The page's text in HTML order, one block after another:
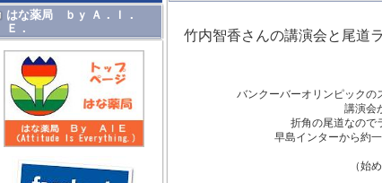
はな薬局 ｂｙ Ａ．Ｉ．
Ｅ．
竹内智香さんの講演会と尾道
バンクーバーオリンピック
講演会
折角の尾道なので
早島インターから約
（始